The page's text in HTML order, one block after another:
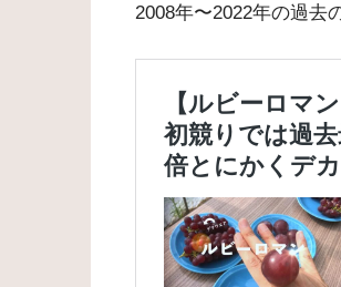
2008年〜2022年の過去